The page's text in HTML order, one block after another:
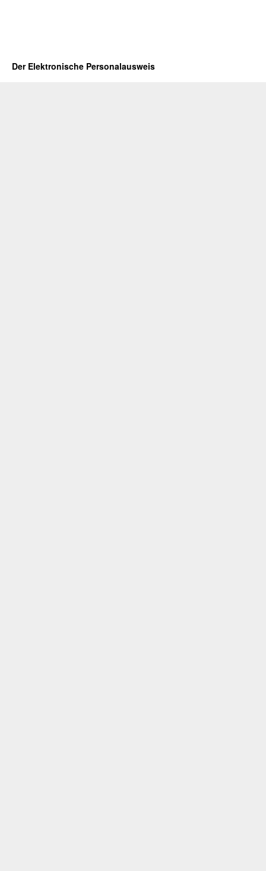
Der Elektronische Personalausweis